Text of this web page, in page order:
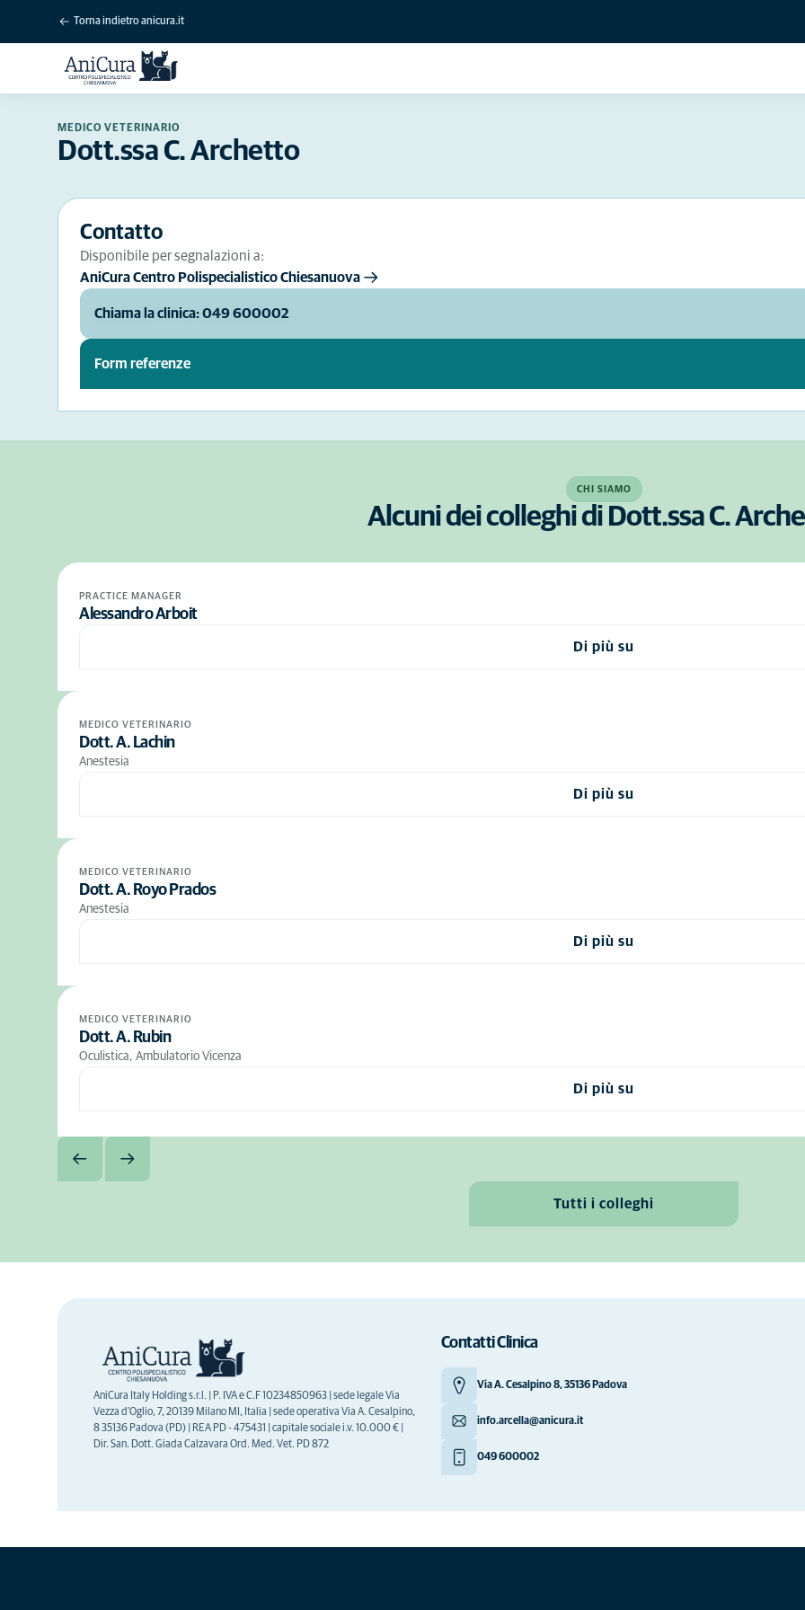
Torna indietro anicura.it
MEDICO VETERINARIO
Dott.ssa C. Archetto
Contatto
Disponibile per segnalazioni a:
AniCura Centro Polispecialistico Chiesanuova
Chiama la clinica: 049 600002
Form referenze
CHI SIAMO
Alcuni dei colleghi di Dott.ssa C.
PRACTICE MANAGER
Alessandro Arboit
Di più su
MEDICO VETERINARIO
Dott. A. Lachin
Anestesia
Di più su
MEDICO VETERINARIO
Dott. A. Royo Prados
Anestesia
Di più su
MEDICO VETERINARIO
Dott. A. Rubin
Oculistica, Ambulatorio Vicenza
Di più su
Tutti i colleghi
AniCura Italy Holding s.r.l. | P. IVA e C.F 10234850963 | sede legale Via
Vezza d'Oglio, 7, 20139 Milano MI, Italia | sede operativa Via A. Cesalpino,
8 35136 Padova (PD) | REA PD - 475431 | capitale sociale i.v. 10.000 € |
Dir. San. Dott. Giada Calzavara Ord. Med. Vet. PD 872
Contatti Clinica
Via A. Cesalpino 8, 35136 Padova
info.arcella@anicura.it
049 600002